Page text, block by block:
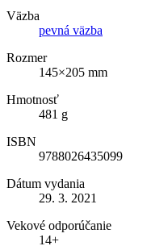
Väzba
pevná väzba
Rozmer
145×205 mm
Hmotnosť
481 g
ISBN
9788026435099
Dátum vydania
29. 3. 2021
Vekové odporúčanie
14+